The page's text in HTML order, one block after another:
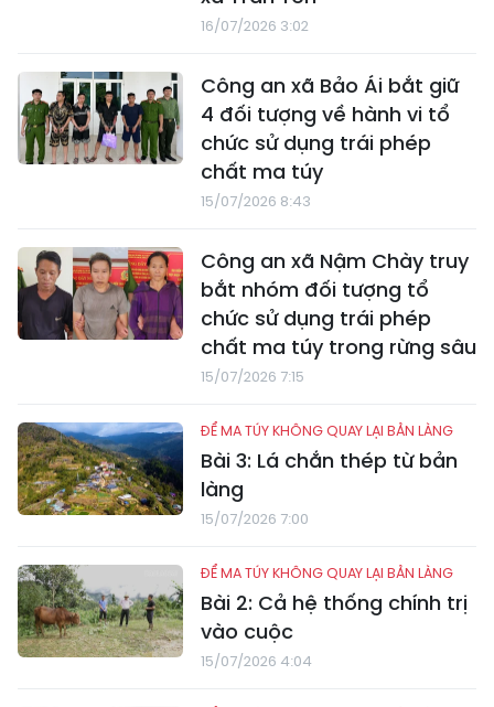
16/07/2026 3:02
Công an xã Bảo Ái bắt giữ
4 đối tượng về hành vi tổ
chức sử dụng trái phép
chất ma túy
15/07/2026 8:43
Công an xã Nậm Chày truy
bắt nhóm đối tượng tổ
chức sử dụng trái phép
chất ma túy trong rừng sâu
15/07/2026 7:15
ĐỂ MA TÚY KHÔNG QUAY LẠI BẢN LÀNG
Bài 3: Lá chắn thép từ bản
làng
15/07/2026 7:00
ĐỂ MA TÚY KHÔNG QUAY LẠI BẢN LÀNG
Bài 2: Cả hệ thống chính trị
vào cuộc
15/07/2026 4:04